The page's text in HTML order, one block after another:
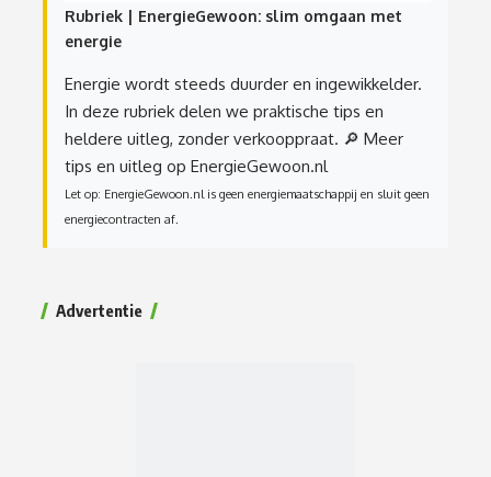
Rubriek | EnergieGewoon: slim omgaan met
energie
Energie wordt steeds duurder en ingewikkelder.
In deze rubriek delen we praktische tips en
heldere uitleg, zonder verkooppraat. 🔎 Meer
tips en uitleg op EnergieGewoon.nl
Let op: EnergieGewoon.nl is geen energiemaatschappij en sluit geen
energiecontracten af.
Advertentie